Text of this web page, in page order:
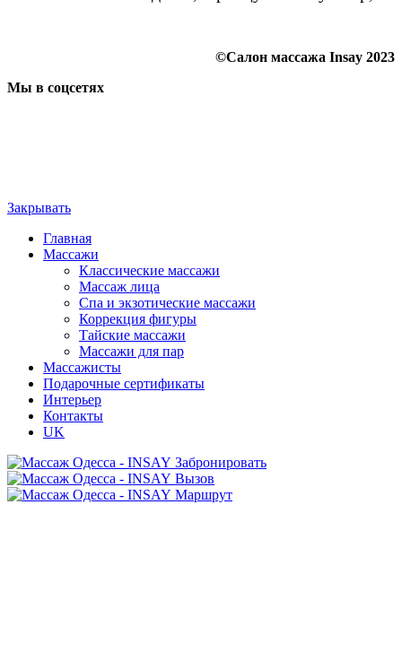
©Салон массажа Insay 2023
Мы в соцсетях
Закрывать
Главная
Массажи
Классические массажи
Массаж лица
Спа и экзотические массажи
Коррекция фигуры
Тайские массажи
Массажи для пар
Массажисты
Подарочные сертификаты
Интерьер
Контакты
UK
Забронировать
Вызов
Маршрут